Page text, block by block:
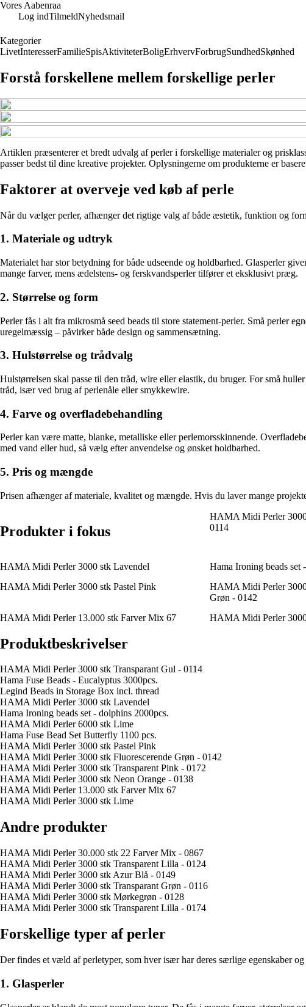
Vores Aabenraa
Log indTilmeldNyhedsmail
Kategorier
LivetInteresserFamilieSpisAktiviteterBoligErhvervForbrugSundhedSkønhed
Forstå forskellene mellem forskellige perler
Artiklen præsenterer et bredt udvalg af perler i forskellige materialer og
passer bedst til dine kreative projekter. Oplysningerne om produkterne er
Faktorer at overveje ved køb af perle
Når du vælger perler, afhænger det rigtige valg af både æstetik, funktion og
1. Materiale og udtryk
Materialet har stor betydning for både udseende og holdbarhed. Glasperler
mange farver, mens ædelstens- og ferskvandsperler tilfører et eksklusivt præg.
2. Størrelse og form
Perler fås i alt fra mikrosmå seed beads til store statement-perler. Små perler
uregelmæssig – påvirker både design og sammensætning.
3. Hulstørrelse og trådvalg
Hulstørrelsen skal passe til den tråd, wire eller elastik, du bruger. For små
tråd, især ved brug af perlenåle eller smykkewire.
4. Farve og overfladebehandling
Perler kan være matte, blanke, metalliske eller perlemorsskinnende.
med vand eller hud, så vælg efter anvendelse og ønsket holdbarhed.
5. Pris og mængde
Prisen afhænger af materiale, kvalitet og mængde. Hvis du laver mange
Produkter i fokus
HAMA Midi Perler
0114
HAMA Midi Perler 3000 stk Lavendel Hama Ironing beads set
HAMA Midi Perler 3000 stk Pastel Pink
HAMA Midi Perler
Grøn - 0142
HAMA Midi Perler 13.000 stk Farver Mix 67
HAMA Midi Perler
Produktbeskrivelser
HAMA Midi Perler 3000 stk Transparant Gul - 0114
Hama Fuse Beads - Eucalyptus 3000pcs.
Legind Beads in Storage Box incl. thread
HAMA Midi Perler 3000 stk Lavendel
Hama Ironing beads set - dolphins 2000pcs.
HAMA Midi Perler 6000 stk Lime
Hama Fuse Bead Set Butterfly 1100 pcs.
HAMA Midi Perler 3000 stk Pastel Pink
HAMA Midi Perler 3000 stk Fluorescerende Grøn - 0142
HAMA Midi Perler 3000 stk Transparent Pink - 0172
HAMA Midi Perler 3000 stk Neon Orange - 0138
HAMA Midi Perler 13.000 stk Farver Mix 67
HAMA Midi Perler 3000 stk Lime
Andre produkter
HAMA Midi Perler 30.000 stk 22 Farver Mix - 0867
HAMA Midi Perler 3000 stk Transparent Lilla - 0124
HAMA Midi Perler 3000 stk Azur Blå - 0149
HAMA Midi Perler 3000 stk Transparant Grøn - 0116
HAMA Midi Perler 3000 stk Mørkegrøn - 0128
HAMA Midi Perler 3000 stk Transparent Lilla - 0174
Forskellige typer af perler
Der findes et væld af perletyper, som hver især har deres særlige egenskaber og
1. Glasperler